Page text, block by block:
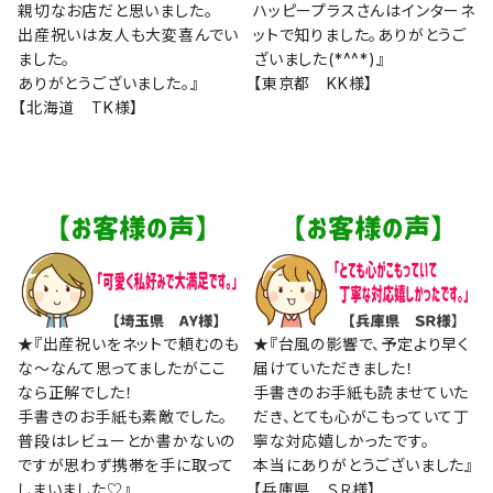
親切なお店だと思いました。
出産祝いは友人も大変喜んでい
ました。
ありがとうございました。』
【北海道 TK様】
ハッピープラスさんはインターネ
ットで知りました。ありがとうご
ざいました(*^^*)』
【東京都 KK様】
★『出産祝いをネットで頼むのも
な～なんて思ってましたがここ
なら正解でした！
手書きのお手紙も素敵でした。
普段はレビューとか書かないの
ですが思わず携帯を手に取って
★『台風の影響で、予定より早く
届けていただきました！
手書きのお手紙も読ませていた
だき、とても心がこもっていて丁
寧な対応嬉しかったです。
本当にありがとうございました』